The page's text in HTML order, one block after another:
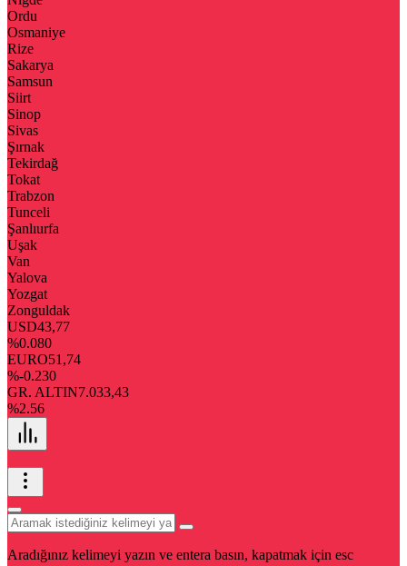
Ordu
Osmaniye
Rize
Sakarya
Samsun
Siirt
Sinop
Sivas
Şırnak
Tekirdağ
Tokat
Trabzon
Tunceli
Şanlıurfa
Uşak
Van
Yalova
Yozgat
Zonguldak
USD43,77
%0.080
EURO51,74
%-0.230
GR. ALTIN7.033,43
%2.56
Aradığınız kelimeyi yazın ve entera basın, kapatmak için esc